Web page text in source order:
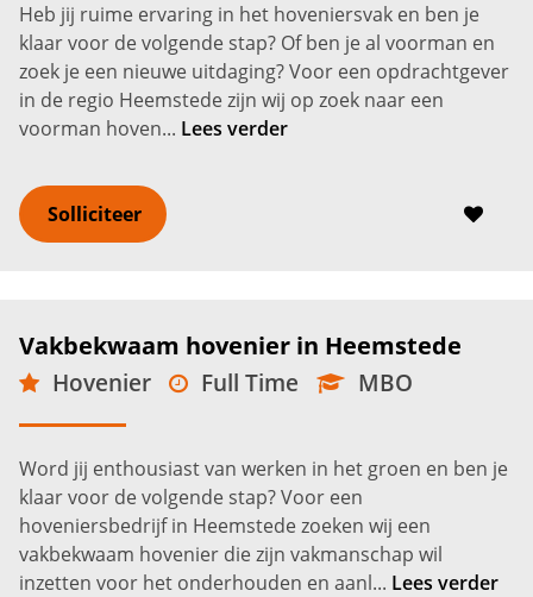
Heb jij ruime ervaring in het hoveniersvak en ben je
klaar voor de volgende stap? Of ben je al voorman en
zoek je een nieuwe uitdaging? Voor een opdrachtgever
in de regio Heemstede zijn wij op zoek naar een
voorman hoven... Lees verder
Solliciteer
Vakbekwaam hovenier in Heemstede
Hovenier Full Time
MBO
Heemstede
Word jij enthousiast van werken in het groen en ben je
klaar voor de volgende stap? Voor een
hoveniersbedrijf in Heemstede zoeken wij een
vakbekwaam hovenier die zijn vakmanschap wil
inzetten voor het onderhouden en aanl... Lees verder